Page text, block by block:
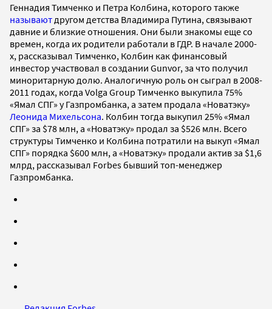
Геннадия Тимченко и Петра Колбина, которого также
называют другом детства Владимира Путина, связывают
давние и близкие отношения. Они были знакомы еще со
времен, когда их родители работали в ГДР. В начале 2000-
х, рассказывал Тимченко, Колбин как финансовый
инвестор участвовал в создании Gunvor, за что получил
миноритарную долю. Аналогичную роль он сыграл в 2008-
2011 годах, когда Volga Group Тимченко выкупила 75%
«Ямал СПГ» у Газпромбанка, а затем продала «Новатэку»
Леонида Михельсона. Колбин тогда выкупил 25% «Ямал
СПГ» за $78 млн, а «Новатэку» продал за $526 млн. Всего
структуры Тимченко и Колбина потратили на выкуп «Ямал
СПГ» порядка $600 млн, а «Новатэку» продали актив за $1,6
млрд, рассказывал Forbes бывший топ-менеджер
Газпромбанка.